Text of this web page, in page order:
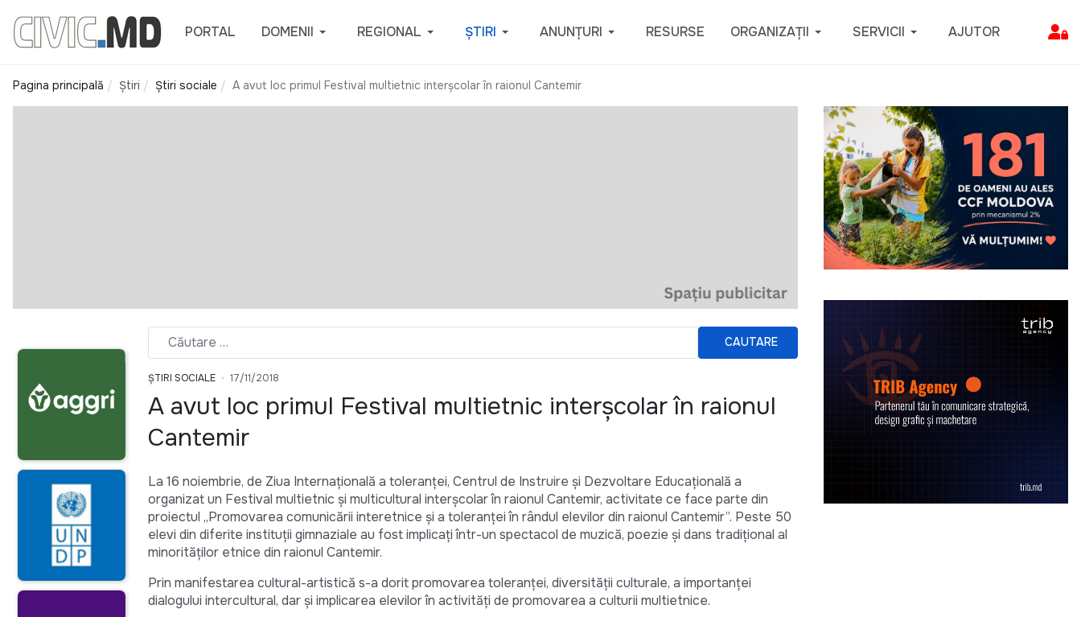
PORTAL DOMENII REGIONAL ȘTIRI ANUNȚURI RESURSE ORGANIZAȚII SERVICII AJUTOR
Pagina principală Știri Știri sociale A avut loc primul Festival multietnic interșcolar în raionul Cantemir
CAUTARE
ȘTIRI SOCIALE 17/11/2018
A avut loc primul Festival multietnic interșcolar în raionul
Cantemir
La 16 noiembrie, de Ziua Internațională a toleranței, Centrul de Instruire și Dezvoltare Educațională a
organizat un Festival multietnic și multicultural interșcolar în raionul Cantemir, activitate ce face parte din
proiectul „Promovarea comunicării interetnice și a toleranței în rândul elevilor din raionul Cantemir”. Peste 50
elevi din diferite instituții gimnaziale au fost implicați într-un spectacol de muzică, poezie și dans tradițional al
minorităților etnice din raionul Cantemir.
Prin manifestarea cultural-artistică s-a dorit promovarea toleranței, diversității culturale, a importanței
dialogului intercultural, dar și implicarea elevilor în activități de promovarea a culturii multietnice.